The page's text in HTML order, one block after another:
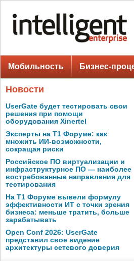
Мобильность Бизнес-
Новости
UserGate будет тестировать свои
решения при помощи
оборудования Xinertel
Эксперты на Т1 Форуме: как
множить ИИ-возможности,
сокращая риски
Российское ПО виртуализации и
инфраструктурное ПО — наиболее
востребованные направления для
тестирования
На Т1 Форуме вывели формулу
эффективности ИТ с точки зрения
бизнеса: меньше тратить, больше
зарабатывать
Open Conf 2026: UserGate
представил свое видение
архитектуры сетевого доверия